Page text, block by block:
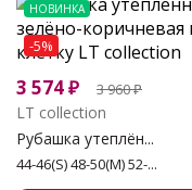
НОВИНКА
-5%
3 574₽ 3 960₽
LT collection
Рубашка утеплён...
44-46(S) 48-50(М) 52-...